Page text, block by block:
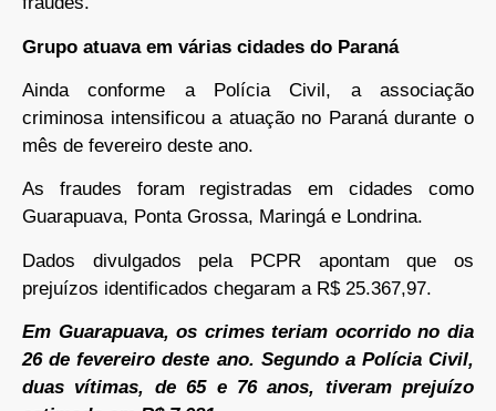
Grupo atuava em várias cidades do Paraná
Ainda conforme a Polícia Civil, a associação
criminosa intensificou a atuação no Paraná durante o
mês de fevereiro deste ano.
As fraudes foram registradas em cidades como
Guarapuava, Ponta Grossa, Maringá e Londrina.
Dados divulgados pela PCPR apontam que os
prejuízos identificados chegaram a R$ 25.367,97.
Em Guarapuava, os crimes teriam ocorrido no dia
26 de fevereiro deste ano. Segundo a Polícia Civil,
duas vítimas, de 65 e 76 anos, tiveram prejuízo